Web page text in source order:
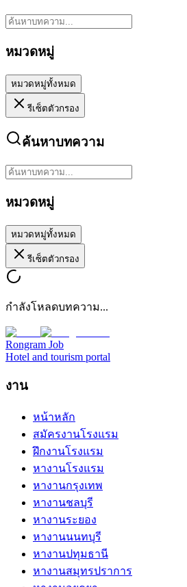
หมวดหมู่
หมวดหมู่ทั้งหมด
รีเซ็ตตัวกรอง
ค้นหาบทความ
หมวดหมู่
หมวดหมู่ทั้งหมด
รีเซ็ตตัวกรอง
กำลังโหลดบทความ...
Rongram Job
Hotel and tourism portal
งาน
หน้าหลัก
สมัครงานโรงแรม
ฝึกงานโรงแรม
หางานโรงแรม
หางานกรุงเทพ
หางานชลบุรี
หางานระยอง
หางานนนทบุรี
หางานปทุมธานี
หางานสมุทรปราการ